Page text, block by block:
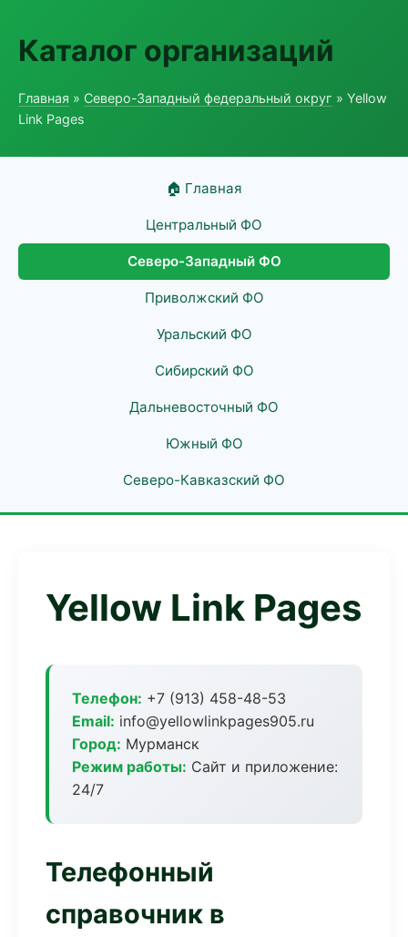
Каталог организаций
Главная » Северо-Западный федеральный округ » Yellow
Link Pages
🏠 Главная
Центральный ФО
Северо-Западный ФО
Приволжский ФО
Уральский ФО
Сибирский ФО
Дальневосточный ФО
Южный ФО
Северо-Кавказский ФО
Yellow Link Pages
Телефон: +7 (913) 458-48-53
Email: info@yellowlinkpages905.ru
Город: Мурманск
Режим работы: Сайт и приложение:
24/7
Телефонный
справочник в